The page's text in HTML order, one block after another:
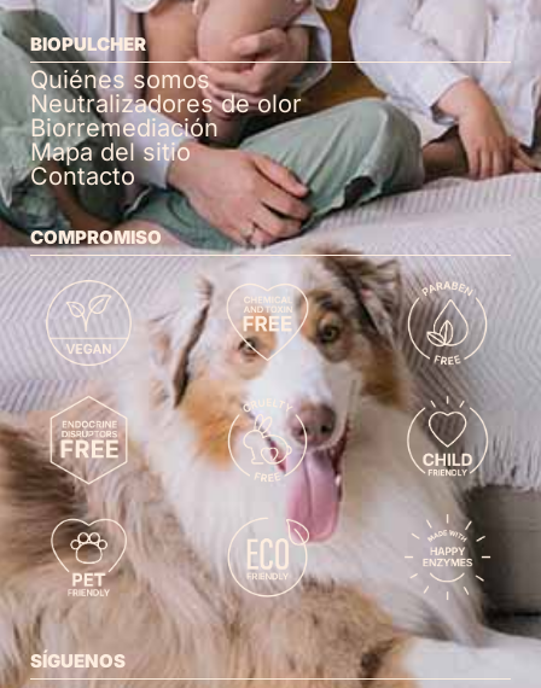
BIOPULCHER
Quiénes somos
Neutralizadores de olor
Biorremediación
Mapa del sitio
Contacto
COMPROMISO
SÍGUENOS